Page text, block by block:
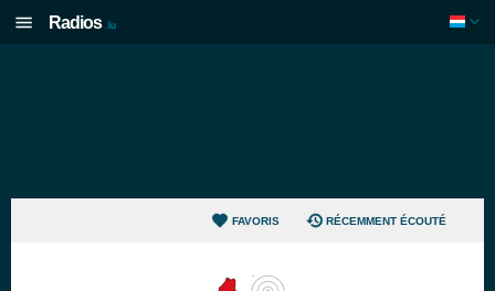
Radios .lu
FAVORIS RÉCEMMENT ÉCOUTÉ